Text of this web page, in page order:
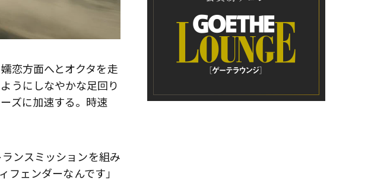
恋方面へとオクタを走
うにしなやかな足回り
ズに加速する。時速
ンスミッションを組み
フェンダーなんです」